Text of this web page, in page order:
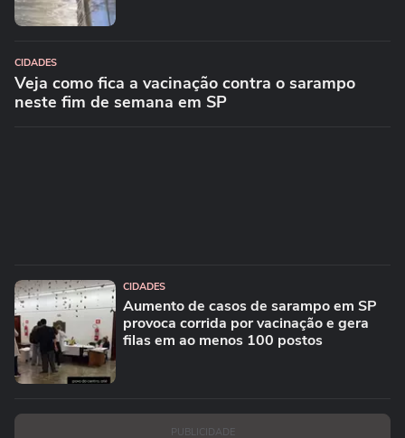
CIDADES
Veja como fica a vacinação contra o sarampo
neste fim de semana em SP
CIDADES
Aumento de casos de sarampo em SP
provoca corrida por vacinação e gera
filas em ao menos 100 postos
PUBLICIDADE